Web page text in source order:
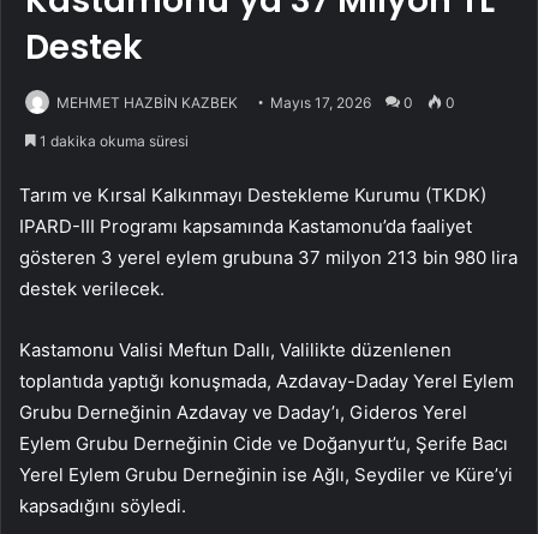
Destek
MEHMET HAZBİN KAZBEK Mayıs 17, 2026 0 0
1 dakika okuma süresi
Tarım ve Kırsal Kalkınmayı Destekleme Kurumu (TKDK)
IPARD-III Programı kapsamında Kastamonu’da faaliyet
gösteren 3 yerel eylem grubuna 37 milyon 213 bin 980 lira
destek verilecek.
Kastamonu Valisi Meftun Dallı, Valilikte düzenlenen
toplantıda yaptığı konuşmada, Azdavay-Daday Yerel Eylem
Grubu Derneğinin Azdavay ve Daday’ı, Gideros Yerel
Eylem Grubu Derneğinin Cide ve Doğanyurt’u, Şerife Bacı
Yerel Eylem Grubu Derneğinin ise Ağlı, Seydiler ve Küre’yi
kapsadığını söyledi.